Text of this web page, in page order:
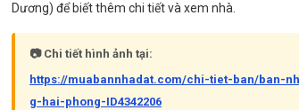
Dương) để biết thêm chi tiết và xem nhà.
📷 Chi tiết hình ảnh tại:
https://muabannhadat.com/chi-tiet-ban/ban-
g-hai-phong-ID4342206